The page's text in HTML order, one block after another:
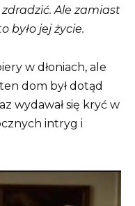
Ale zamiast
było jej życie.
w dłoniach, ale
dom był dotąd
wydawał się kryć w
intryg i